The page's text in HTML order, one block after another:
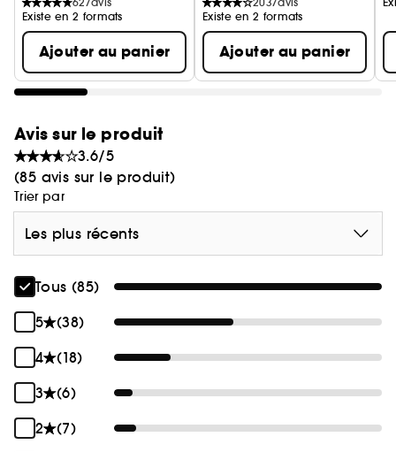
Ce sérum concentré est conçu pour une
utilisation ciblée sur des zones spécifiques du
visage sujettes à la perte de volume, comme le
contour des yeux, les tempes, les pommettes et
les rides du sourire, afin d'obtenir un effet
Existe en 2 formats
Ajouter au panier
Existe en 2 formats
Ajouter au panier
Avis sur le produit
3.6/5
(85 avis sur le produit)
Trier par
Les plus récents
Tous (85)
5
(38)
4
(18)
3
(6)
2
(7)